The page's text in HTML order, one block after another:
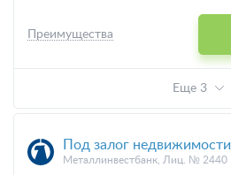
Преимущества
Еще 3
Под залог недвижимости
Металлинвестбанк, Лиц. № 2440